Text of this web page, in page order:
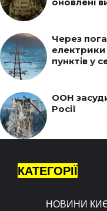
Через
пунктів у
ООН
Росії
КАТЕГОРІЇ
НОВИНИ